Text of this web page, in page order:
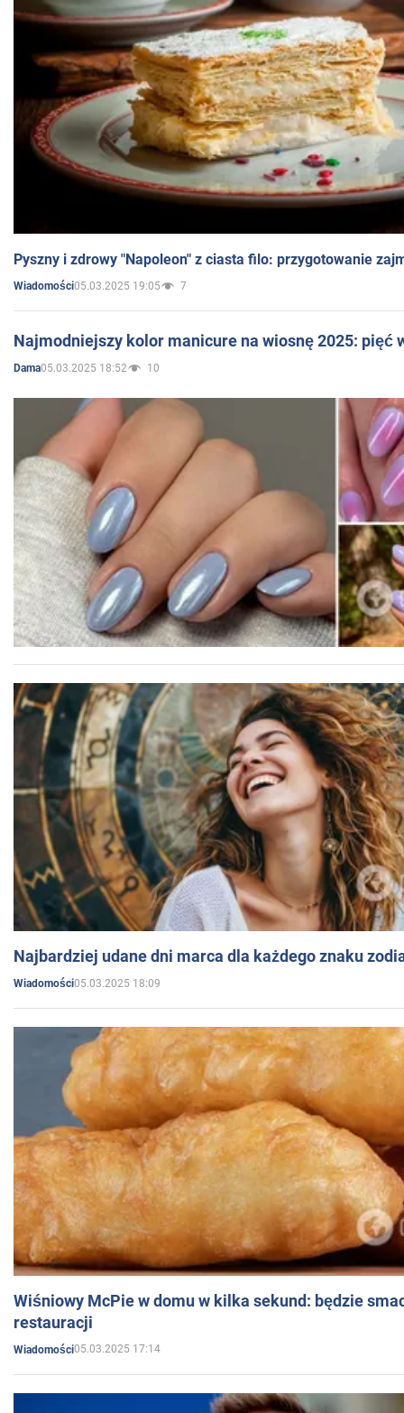
Pyszny i zdrowy "Napoleon" z ciasta filo: przygotowanie
Wiadomości05.03.2025 19:05 7
Najmodniejszy kolor manicure na wiosnę 2025: pięć
Dama05.03.2025 18:52 10
Najbardziej udane dni marca dla każdego znaku
Wiadomości05.03.2025 18:09
Wiśniowy McPie w domu w kilka sekund: będzie
restauracji
Wiadomości05.03.2025 17:14